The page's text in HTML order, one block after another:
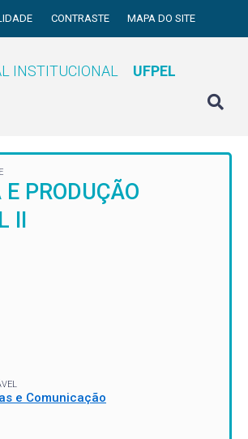
CONTRASTE MAPA DO SITE
INSTITUCIONAL UFPEL
PRODUÇÃO
II
e Comunicação